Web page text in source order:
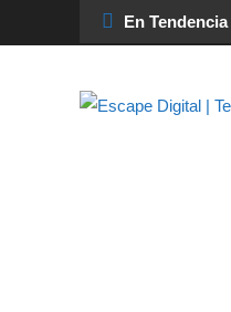
To
En Tendencia